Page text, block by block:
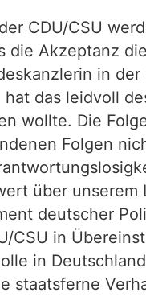
CDU/CSU
die Akzeptanz
in
das leidvoll
wollte. Die
Folgen
über
deutscher
CSU in
in
staatsferne